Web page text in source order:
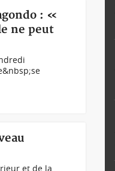
: «
ne peut
et de la